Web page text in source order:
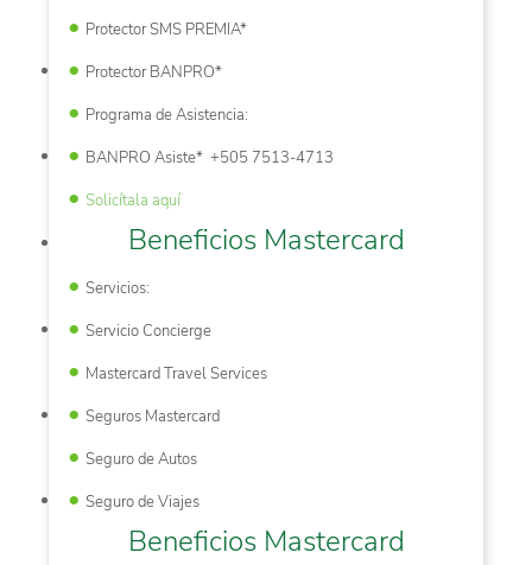
Protector SMS PREMIA*
Protector BANPRO*
Programa de Asistencia:
BANPRO Asiste* +505 7513-4713
Solicítala aquí
Beneficios Mastercard
Servicios:
Servicio Concierge
Mastercard Travel Services
Seguros Mastercard
Seguro de Autos
Seguro de Viajes
Beneficios Mastercard